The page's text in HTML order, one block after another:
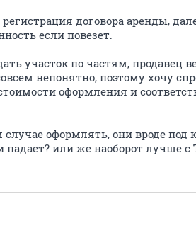
договора аренды,
если повезет.
участок по частям, продавец
непонятно, поэтому хочу
оформления и
оформлять, они вроде под
или же наоборот лучше с